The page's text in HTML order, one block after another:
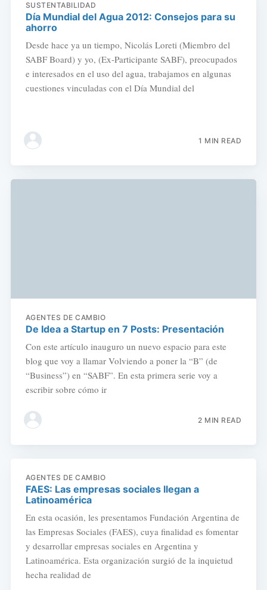
SUSTENTABILIDAD
Día Mundial del Agua 2012: Consejos para su
ahorro
Desde hace ya un tiempo, Nicolás Loreti (Miembro del
SABF Board) y yo, (Ex-Participante SABF), preocupados
e interesados en el uso del agua, trabajamos en algunas
cuestiones vinculadas con el Día Mundial del
1 MIN READ
AGENTES DE CAMBIO
De Idea a Startup en 7 Posts: Presentación
Con este artículo inauguro un nuevo espacio para este
blog que voy a llamar Volviendo a poner la “B” (de
“Business”) en “SABF”. En esta primera serie voy a
escribir sobre cómo ir
2 MIN READ
AGENTES DE CAMBIO
FAES: Las empresas sociales llegan a
Latinoamérica
En esta ocasión, les presentamos Fundación Argentina de
las Empresas Sociales (FAES), cuya finalidad es fomentar
y desarrollar empresas sociales en Argentina y
Latinoamérica. Esta organización surgió de la inquietud
hecha realidad de